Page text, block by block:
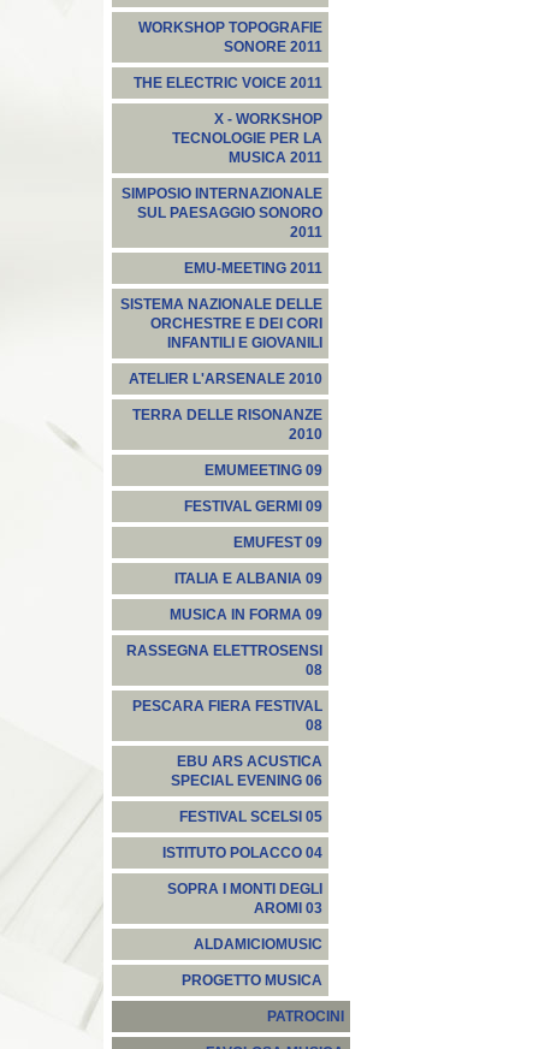
WORKSHOP TOPOGRAFIE
SONORE 2011
THE ELECTRIC VOICE 2011
X - WORKSHOP
TECNOLOGIE PER LA
MUSICA 2011
SIMPOSIO INTERNAZIONALE
SUL PAESAGGIO SONORO
2011
EMU-MEETING 2011
SISTEMA NAZIONALE DELLE
ORCHESTRE E DEI CORI
INFANTILI E GIOVANILI
ATELIER L'ARSENALE 2010
TERRA DELLE RISONANZE
2010
EMUMEETING 09
FESTIVAL GERMI 09
EMUFEST 09
ITALIA E ALBANIA 09
MUSICA IN FORMA 09
RASSEGNA ELETTROSENSI
08
PESCARA FIERA FESTIVAL
08
EBU ARS ACUSTICA
SPECIAL EVENING 06
FESTIVAL SCELSI 05
ISTITUTO POLACCO 04
SOPRA I MONTI DEGLI
AROMI 03
ALDAMICIOMUSIC
PROGETTO MUSICA
PATROCINI